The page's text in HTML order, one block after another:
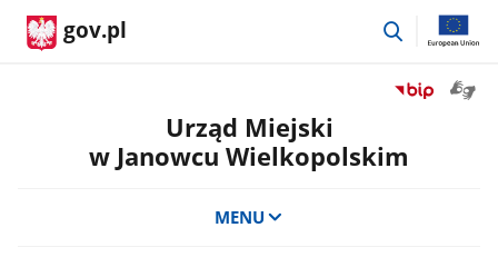
gov.pl
przejdź
Przejdź
Biuletyn
Urząd Miejski
w Janowcu Wielkopolskim
MENU